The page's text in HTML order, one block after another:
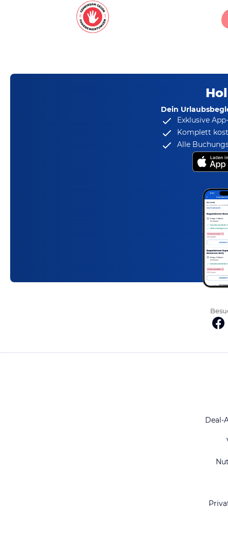
Dein
Exklusive
Komplett
Alle
Deal-